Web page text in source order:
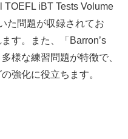
iBT Tests Volume
た問題が収録されてお
す。また、「Barron’s
様な練習問題が特徴で、
強化に役立ちます。